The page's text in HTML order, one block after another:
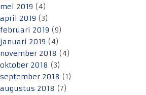
mei 2019 (4)
april 2019 (3)
februari 2019 (9)
januari 2019 (4)
november 2018 (4)
oktober 2018 (3)
september 2018 (1)
augustus 2018 (7)